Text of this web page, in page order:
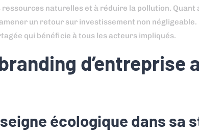
naturelles et à réduire la pollution. Quant
un retour sur investissement non négligeable.
qui bénéficie à tous les acteurs impliqués.
d’entreprise
écologique dans sa